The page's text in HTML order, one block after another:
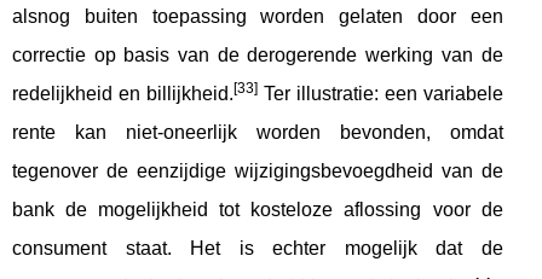
alsnog buiten toepassing worden gelaten door een
correctie op basis van de derogerende werking van de
redelijkheid en billijkheid.[33]Ter illustratie: een variabele
rente kan niet-oneerlijk worden bevonden, omdat
tegenover de eenzijdige wijzigingsbevoegdheid van de
bank de mogelijkheid tot kosteloze aflossing voor de
consument staat. Het is echter mogelijk dat de